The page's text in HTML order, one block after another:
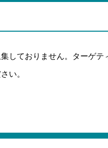
しておりません。ターゲ
い。